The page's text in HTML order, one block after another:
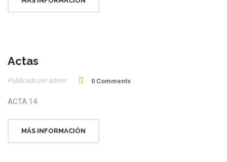
23
Oct
Actas
Publicado por admin 0 Comments
ACTA 14
MÁS INFORMACIÓN